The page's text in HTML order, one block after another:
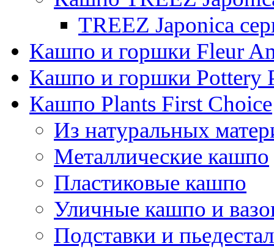
TREEZ Japonica
Кашпо и горшки Fleur
Кашпо и горшки Pottery
Кашпо Plants First Choice
Из натуральных
Металлические кашпо
Пластиковые кашпо
Уличные кашпо и
Подставки и